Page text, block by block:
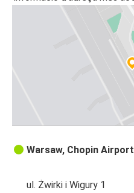
Warsaw, Chopin Airport
ul. Żwirki i Wigury 1